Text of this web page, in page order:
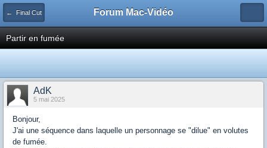
← Final Cut Forum Mac-Vidéo
Partir en fumée
AdK
5 mai 2025
Bonjour,
J'ai une séquence dans laquelle un personnage se "dilue" en volutes
de fumée.